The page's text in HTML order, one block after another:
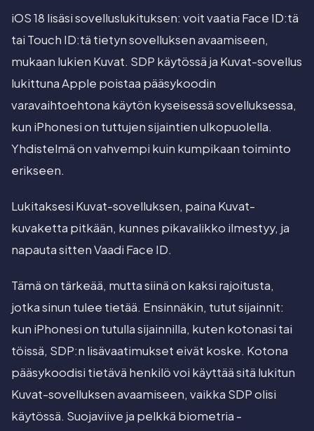
iOS 18 lisäsi sovelluslukituksen: voit vaatia Face ID:tä
tai Touch ID:tä tietyn sovelluksen avaamiseen,
mukaan lukien Kuvat. SDP käytössä ja Kuvat-sovellus
lukittuna Apple poistaa pääsykoodin
varavaihtoehtona käytön kyseisessä sovelluksessa,
kun iPhonesi on tuttujen sijaintien ulkopuolella.
Yhdistelmä on vahvempi kuin kumpikaan toiminto
erikseen.
Lukitaksesi Kuvat-sovelluksen, paina Kuvat-
kuvaketta pitkään, kunnes pikavalikko ilmestyy, ja
napauta sitten Vaadi Face ID.
Tämä on tärkeää, mutta siinä on kaksi rajoitusta,
jotka sinun tulee tietää. Ensinnäkin, tutut sijainnit:
kun iPhonesi on tutulla sijainnilla, kuten kotonasi tai
töissä, SDP:n lisävaatimukset eivät koske. Kotona
pääsykoodisi tietävä henkilö voi käyttää sitä lukitun
Kuvat-sovelluksen avaamiseen, vaikka SDP olisi
käytössä. Suojaviive ja pelkkä biometria -